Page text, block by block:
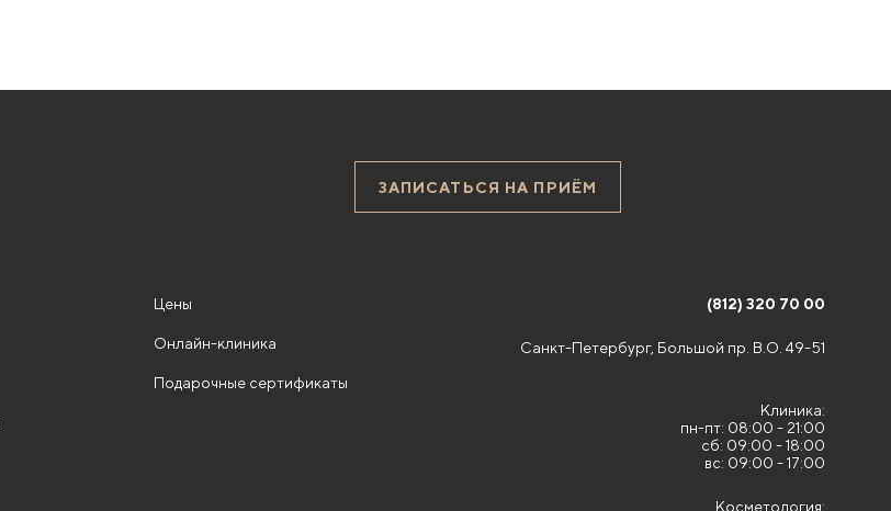
ЗАПИСАТЬСЯ НА ПРИЁМ
Цены
Онлайн-клиника
Подарочные сертификаты
(812) 320 70 00
Санкт-Петербург, Большой пр. В.О. 49-51
Клиника:
пн-пт: 08:00 - 21:00
сб: 09:00 - 18:00
вс: 09:00 - 17:00
Косметология: